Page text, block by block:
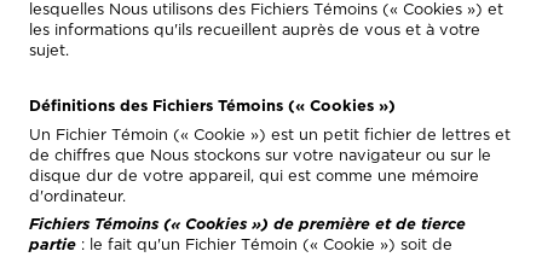
lesquelles Nous utilisons des Fichiers Témoins (« Cookies ») et
les informations qu'ils recueillent auprès de vous et à votre
sujet.
Définitions des Fichiers Témoins (« Cookies »)
Un Fichier Témoin (« Cookie ») est un petit fichier de lettres et
de chiffres que Nous stockons sur votre navigateur ou sur le
disque dur de votre appareil, qui est comme une mémoire
d'ordinateur.
Fichiers Témoins (« Cookies ») de première et de tierce
partie : le fait qu'un Fichier Témoin (« Cookie ») soit de